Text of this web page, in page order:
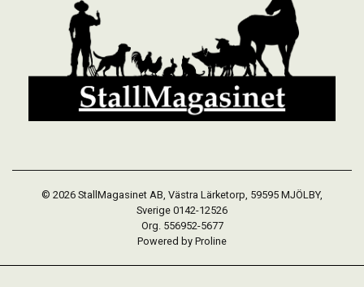
© 2026 StallMagasinet AB, Västra Lärketorp, 59595 MJÖLBY,
Sverige 0142-12526
Org. 556952-5677
Powered by Proline